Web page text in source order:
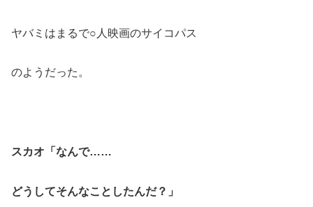
ヤバミはまるで○人映画のサイコパス
のようだった。
スカオ「なんで……
どうしてそんなことしたんだ？」